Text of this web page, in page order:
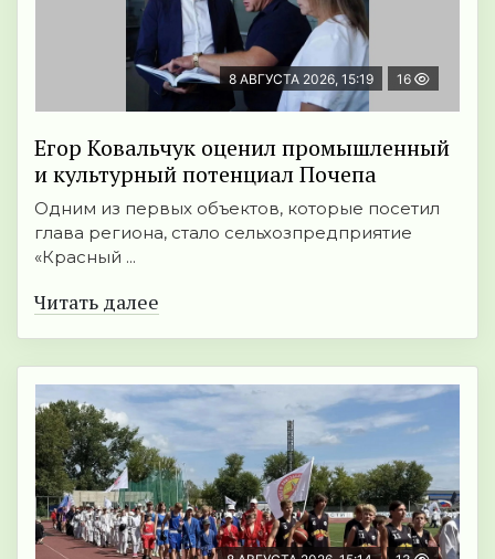
8 АВГУСТА 2026, 15:19 16
Егор Ковальчук оценил промышленный
и культурный потенциал Почепа
Одним из первых объектов, которые посетил
глава региона, стало сельхозпредприятие
«Красный ...
Читать далее